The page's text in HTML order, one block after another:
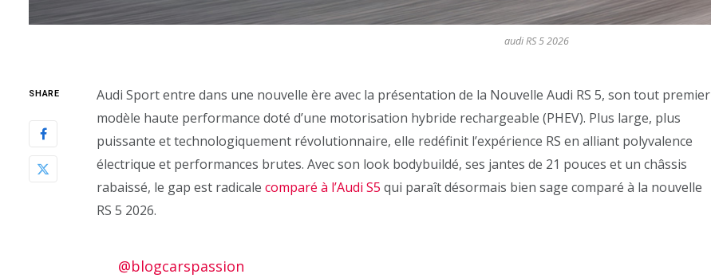
audi RS 5 2026
SHARE
Audi Sport entre dans une nouvelle ère avec la présentation de la Nouvelle Audi RS 5, son tout premier
modèle haute performance doté d’une motorisation hybride rechargeable (PHEV). Plus large, plus
puissante et technologiquement révolutionnaire, elle redéfinit l’expérience RS en alliant polyvalence
électrique et performances brutes. Avec son look bodybuildé, ses jantes de 21 pouces et un châssis
rabaissé, le gap est radicale comparé à l’Audi S5 qui paraît désormais bien sage comparé à la nouvelle
RS 5 2026.
@blogcarspassion